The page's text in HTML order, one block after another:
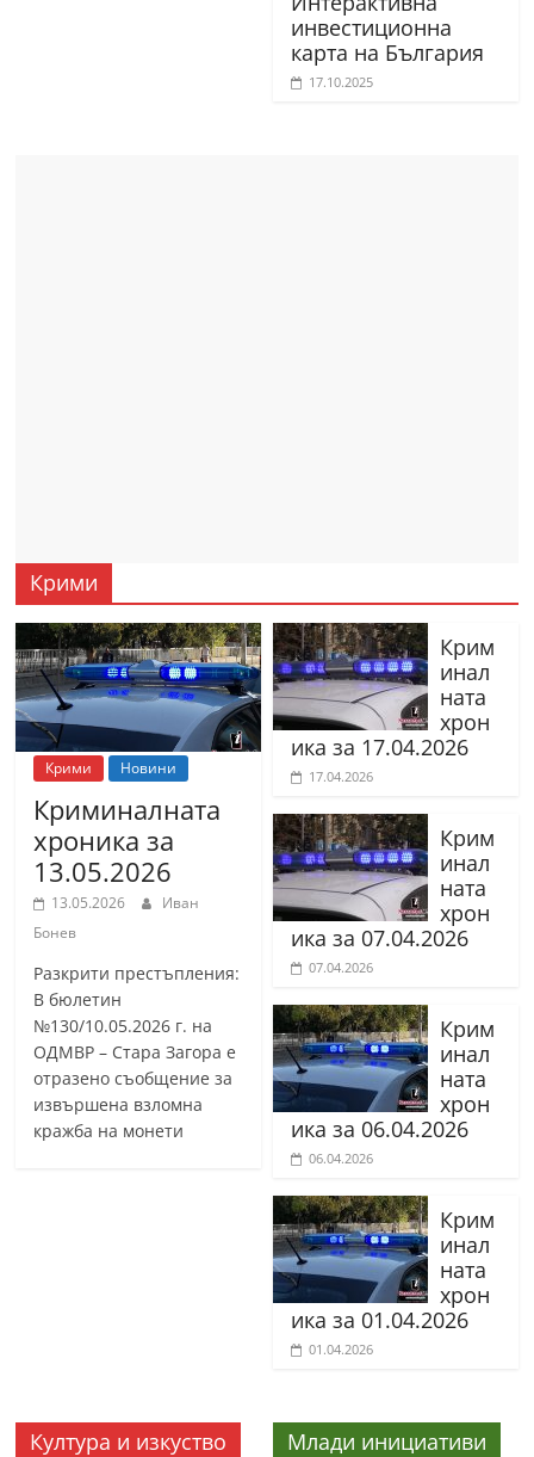
инвестиционна
карта на България
17.10.2025
Крими
Крими Новини
Криминалната
хроника за
13.05.2026
13.05.2026
Иван
Бонев
Разкрити престъпления:
В бюлетин
№130/10.05.2026 г. на
ОДМВР – Стара Загора е
отразено съобщение за
извършена взломна
кражба на монети
Крим
инал
ната
хрон
ика за 17.04.2026
17.04.2026
Крим
инал
ната
хрон
ика за 07.04.2026
07.04.2026
Крим
инал
ната
хрон
ика за 06.04.2026
06.04.2026
Крим
инал
ната
хрон
ика за 01.04.2026
01.04.2026
Култура и изкуство Млади инициативи